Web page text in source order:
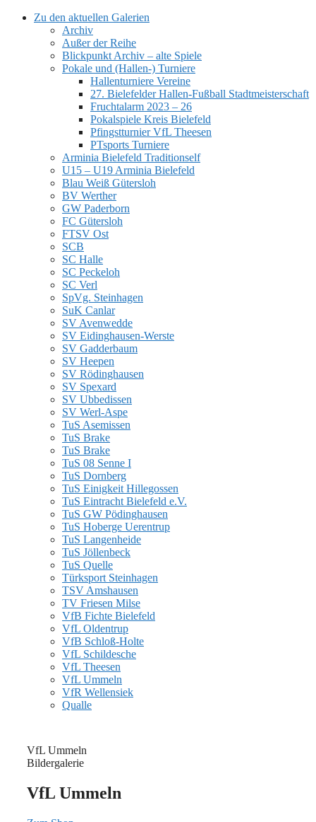
Zu den aktuellen Galerien
Archiv
Außer der Reihe
Blickpunkt Archiv – alte Spiele
Pokale und (Hallen-) Turniere
Hallenturniere Vereine
27. Bielefelder Hallen-Fußball Stadtmeisterschaft
Fruchtalarm 2023 – 26
Pokalspiele Kreis Bielefeld
Pfingstturnier VfL Theesen
PTsports Turniere
Arminia Bielefeld Traditionself
U15 – U19 Arminia Bielefeld
Blau Weiß Gütersloh
BV Werther
GW Paderborn
FC Gütersloh
FTSV Ost
SCB
SC Halle
SC Peckeloh
SC Verl
SpVg. Steinhagen
SuK Canlar
SV Avenwedde
SV Eidinghausen-Werste
SV Gadderbaum
SV Heepen
SV Rödinghausen
SV Spexard
SV Ubbedissen
SV Werl-Aspe
TuS Asemissen
TuS Brake
TuS Brake
TuS 08 Senne I
TuS Dornberg
TuS Einigkeit Hillegossen
TuS Eintracht Bielefeld e.V.
TuS GW Pödinghausen
TuS Hoberge Uerentrup
TuS Langenheide
TuS Jöllenbeck
TuS Quelle
Türksport Steinhagen
TSV Amshausen
TV Friesen Milse
VfB Fichte Bielefeld
VfL Oldentrup
VfB Schloß-Holte
VfL Schildesche
VfL Theesen
VfL Ummeln
VfR Wellensiek
Qualle
VfL Ummeln
Bildergalerie
VfL Ummeln